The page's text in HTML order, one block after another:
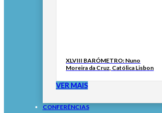
XLVIII BARÓMETRO: Nuno
Moreira da Cruz, Católica Lisbon
VER MAIS
CONFERÊNCIAS